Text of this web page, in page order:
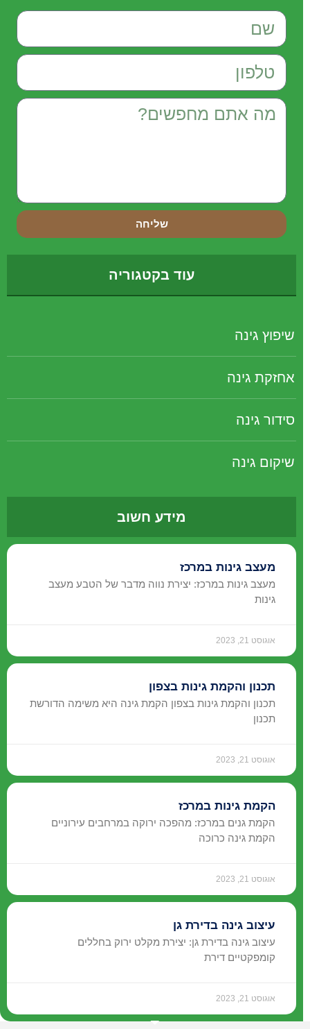
שליחה
עוד בקטגוריה
שיפוץ גינה
אחזקת גינה
סידור גינה
שיקום גינה
מידע חשוב
מעצב גינות במרכז
מעצב גינות במרכז: יצירת נווה מדבר של הטבע מעצב
גינות
אוגוסט 21, 2023
תכנון והקמת גינות בצפון
תכנון והקמת גינות בצפון הקמת גינה היא משימה הדורשת
תכנון
אוגוסט 21, 2023
הקמת גינות במרכז
הקמת גנים במרכז: מהפכה ירוקה במרחבים עירוניים
הקמת גינה כרוכה
אוגוסט 21, 2023
עיצוב גינה בדירת גן
עיצוב גינה בדירת גן: יצירת מקלט ירוק בחללים
קומפקטיים דירת
אוגוסט 21, 2023